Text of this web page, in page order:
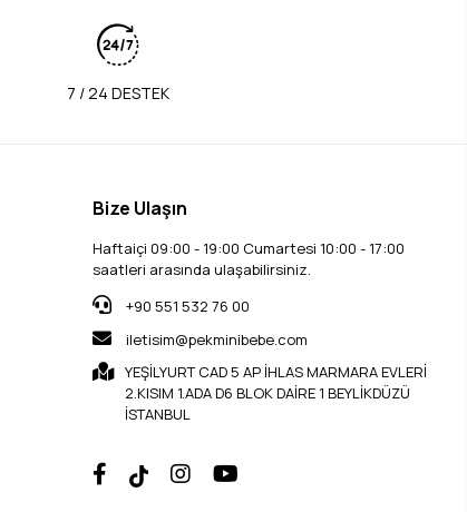
7 / 24 DESTEK
Bize Ulaşın
Haftaiçi 09:00 - 19:00 Cumartesi 10:00 - 17:00
saatleri arasında ulaşabilirsiniz.
+90 551 532 76 00
iletisim@pekminibebe.com
YEŞİLYURT CAD 5 AP İHLAS MARMARA EVLERİ
2.KISIM 1.ADA D6 BLOK DAİRE 1 BEYLİKDÜZÜ
İSTANBUL